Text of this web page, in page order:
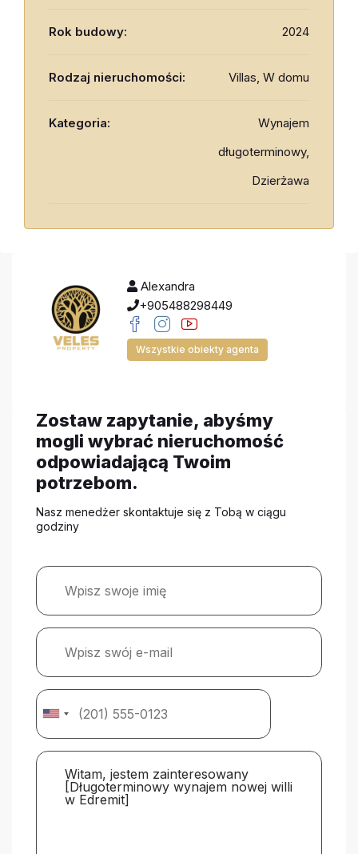
Rok budowy: 2024
Rodzaj nieruchomości: Villas, W domu
Kategoria:
Wynajem
długoterminowy,
Dzierżawa
Alexandra
+905488298449
Wszystkie obiekty agenta
Zostaw zapytanie, abyśmy
mogli wybrać nieruchomość
odpowiadającą Twoim
potrzebom.
Nasz menedżer skontaktuje się z Tobą w ciągu
godziny